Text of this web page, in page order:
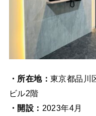
・所在地： 東京都品川
ビル2階
・開設： 2023年4月